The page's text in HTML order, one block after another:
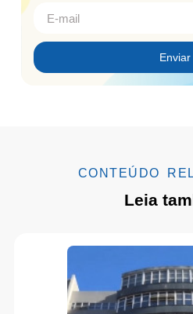
Enviar
CONTEÚDO
Leia